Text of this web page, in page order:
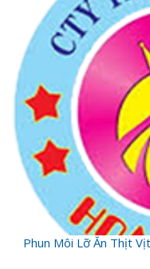
Phun Môi Lỡ Ăn Thịt